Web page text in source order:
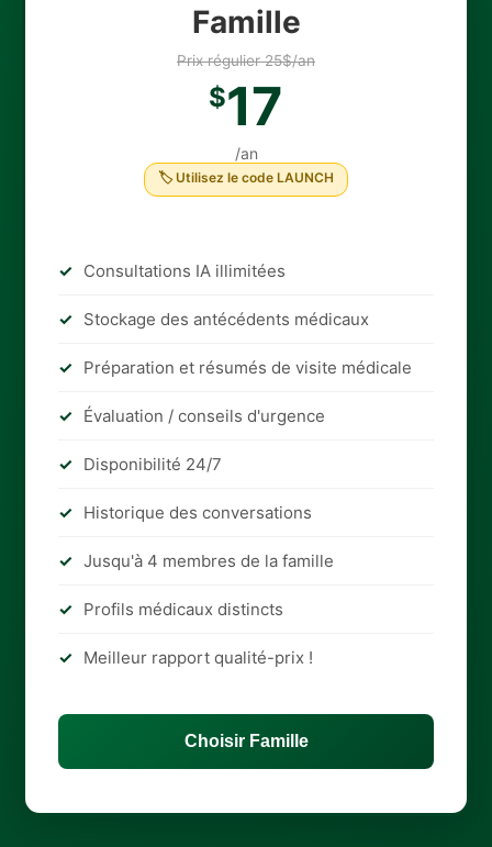
Famille
Prix régulier 25$/an
$17
/an
🏷 Utilisez le code LAUNCH
Consultations IA illimitées
Stockage des antécédents médicaux
Préparation et résumés de visite médicale
Évaluation / conseils d'urgence
Disponibilité 24/7
Historique des conversations
Jusqu'à 4 membres de la famille
Profils médicaux distincts
Meilleur rapport qualité-prix !
Choisir Famille